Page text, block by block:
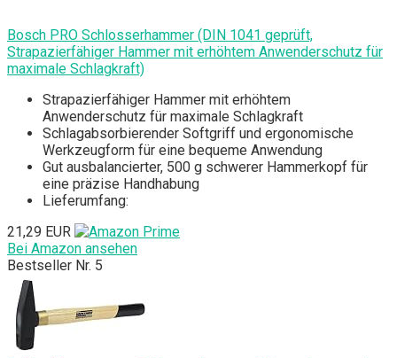
Bosch PRO Schlosserhammer (DIN 1041 geprüft,
Strapazierfähiger Hammer mit erhöhtem Anwenderschutz für
maximale Schlagkraft)
Strapazierfähiger Hammer mit erhöhtem
Anwenderschutz für maximale Schlagkraft
Schlagabsorbierender Softgriff und ergonomische
Werkzeugform für eine bequeme Anwendung
Gut ausbalancierter, 500 g schwerer Hammerkopf für
eine präzise Handhabung
Lieferumfang:
21,29 EUR
Bei Amazon ansehen
Bestseller Nr. 5